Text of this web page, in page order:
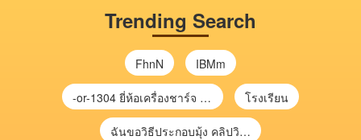
Trending Search
FhnN IBMm
-or-1304 ยี่ห้อเครื่องชาร์จ chargecore โรงเรียน
ฉันขอวิธีประกอบมุ้ง คลิปวิดีโอ การประกอบมุ้ง